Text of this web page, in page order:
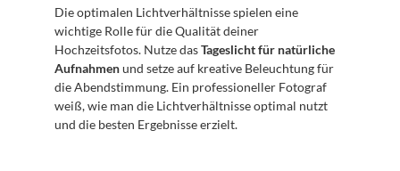
Die optimalen Lichtverhältnisse spielen eine
wichtige Rolle für die Qualität deiner
Hochzeitsfotos. Nutze das Tageslicht für natürliche
Aufnahmen und setze auf kreative Beleuchtung für
die Abendstimmung. Ein professioneller Fotograf
weiß, wie man die Lichtverhältnisse optimal nutzt
und die besten Ergebnisse erzielt.